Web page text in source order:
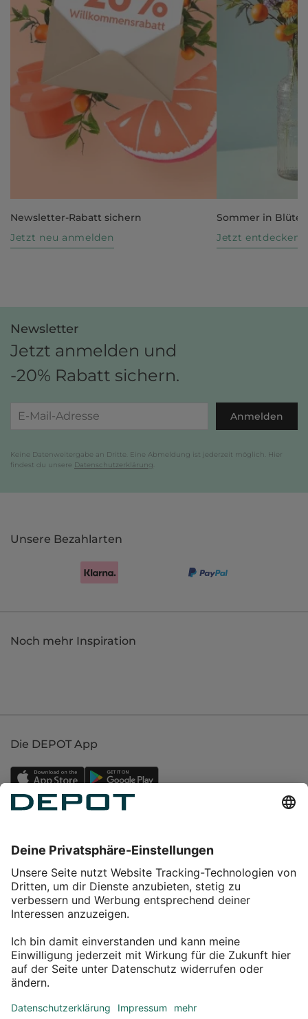
Newsletter-Rabatt sichern
Jetzt neu anmelden
Sommer in Blüte
Jetzt entdecken
Newsletter
Jetzt anmelden und
-20% Rabatt sichern.
Anmelden
Keine Datenweitergabe an Dritte. Eine Abmeldung ist jederzeit möglich. Hier
findest du unsere Datenschutzerklärung
Unsere Bezahlarten
Noch mehr Inspiration
Die DEPOT App
Service
Über DEPOT
Kontakt